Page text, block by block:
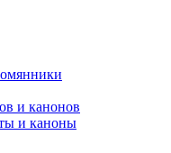
и канонов
и каноны